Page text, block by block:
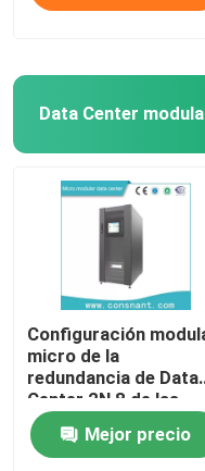
Data Center
Configuración
micro de la
redundancia de Data
Center 2N 8 de las
ranuras básicas para
Data CenterMejor precio